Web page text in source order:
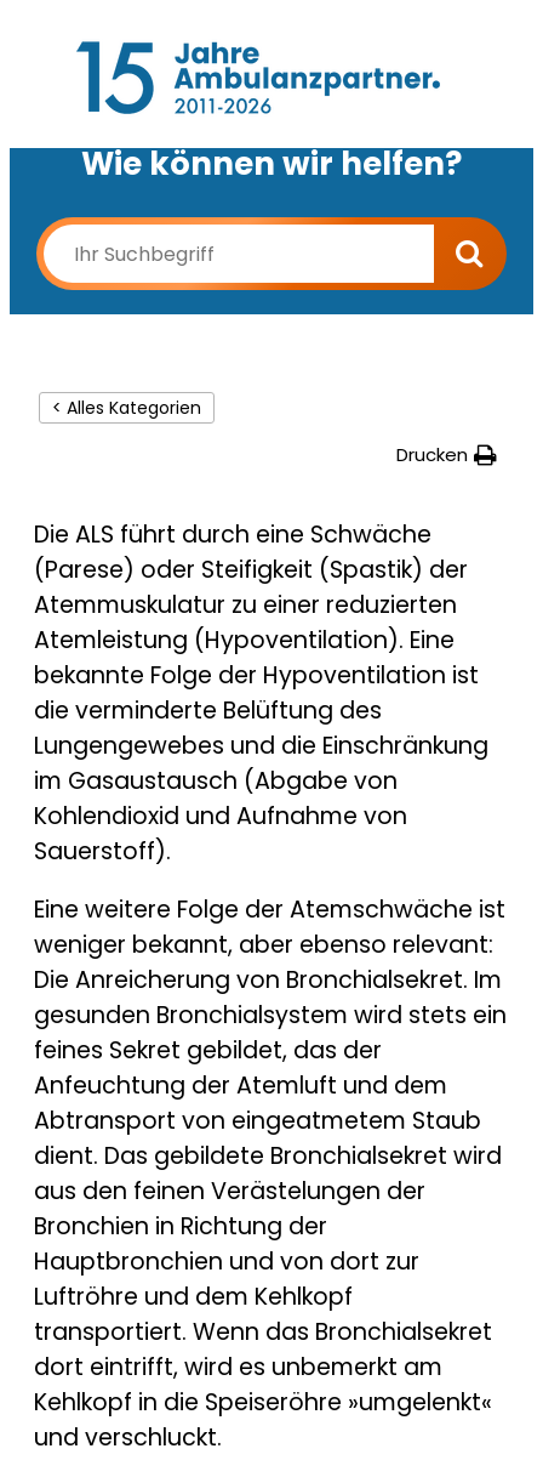
Wie können wir helfen?
< Alles Kategorien
Drucken
Die ALS führt durch eine Schwäche
(Parese) oder Steifigkeit (Spastik) der
Atemmuskulatur zu einer reduzierten
Atemleistung (Hypoventilation). Eine
bekannte Folge der Hypoventilation ist
die verminderte Belüftung des
Lungengewebes und die Einschränkung
im Gasaustausch (Abgabe von
Kohlendioxid und Aufnahme von
Sauerstoff).
Eine weitere Folge der Atemschwäche ist
weniger bekannt, aber ebenso relevant:
Die Anreicherung von Bronchialsekret. Im
gesunden Bronchialsystem wird stets ein
feines Sekret gebildet, das der
Anfeuchtung der Atemluft und dem
Abtransport von eingeatmetem Staub
dient. Das gebildete Bronchialsekret wird
aus den feinen Verästelungen der
Bronchien in Richtung der
Hauptbronchien und von dort zur
Luftröhre und dem Kehlkopf
transportiert. Wenn das Bronchialsekret
dort eintrifft, wird es unbemerkt am
Kehlkopf in die Speiseröhre »umgelenkt«
und verschluckt.